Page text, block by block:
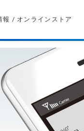
報 / オンラインストア